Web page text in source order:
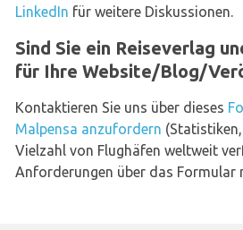
LinkedIn für weitere Diskussionen.
Sind Sie ein Reiseverlag
für Ihre Website/Blog/
Kontaktieren Sie uns über dieses
Malpensa anzufordern
Vielzahl von Flughäfen weltweit
Anforderungen über das Formular